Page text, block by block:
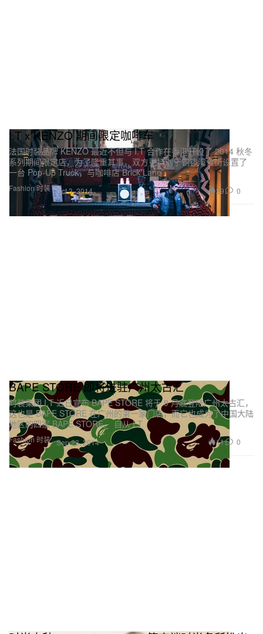
Fashion 时装
I.T x KENZO 期间限定咖啡车
法国时装品牌 KENZO 最近不但与 I.T 合作在香港开设了 2014 秋冬
系列期间限定店，为了隆重其事，双方更特别于铜锣湾食街设置了
一台 Pop-Up Truck，与咖啡店 Brick Lane
Oct 3, 2014 29 0
Fashion 时装
BAPE STORE 即将进驻广州太古汇
时装集团 I.T 近日宣布 BAPE STORE 将于 9 月底登陆广州太古汇，
这也是 BAPE STORE 在广州的第一家门店，而它也成为了中国大陆
地区的四家 BAPE STORE。 自从 I.T
Sep 23, 2014 11 0